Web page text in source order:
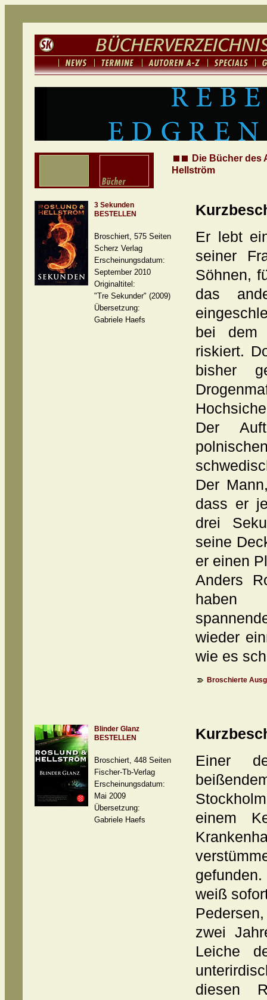
Die Bücher des
Hellström
3 Sekunden
BESTELLEN
Broschiert, 575 Seiten
Scherz Verlag
Erscheinungsdatum:
September 2010
Originaltitel:
"Tre Sekunder" (2009)
Übersetzung:
Gabriele Haefs
Er lebt
seiner
Söhnen,
das
bei dem
riskiert.
bisher
Der
Der
dass er
drei
seine
er einen
Anders
haben
wieder
wie es
Broschierte
Blinder Glanz
BESTELLEN
Broschiert, 448 Seiten
Fischer-Tb-Verlag
Erscheinungsdatum:
Mai 2009
Übersetzung:
Gabriele Haefs
Einer
einem
weiß
zwei
Leiche
diesen